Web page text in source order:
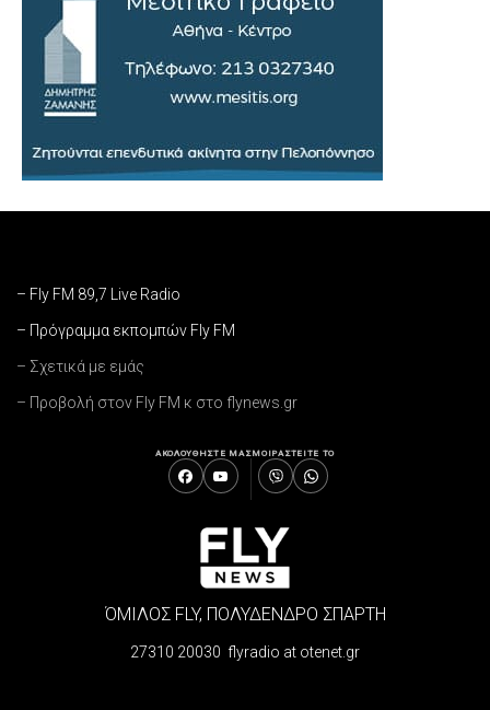
– Fly FM 89,7 Live Radio
– Πρόγραμμα εκπομπών Fly FM
– Σχετικά με εμάς
– Προβολή στον Fly FM κ στο flynews.gr
ΑΚΟΛΟΥΘΗΣΤΕ ΜΑΣΜΟΙΡΑΣΤΕΙΤΕ ΤΟ
ΌΜΙΛΟΣ FLY, ΠΟΛΥΔΕΝΔΡΟ ΣΠΑΡΤΗ
27310 20030 flyradio at otenet.gr